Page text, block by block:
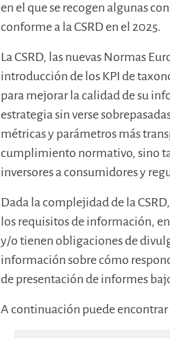
en el que se recogen algunas
conforme a la CSRD en el 2025.
La CSRD, las nuevas Normas
introducción de los KPI de
para mejorar la calidad de su
estrategia sin verse
métricas y parámetros más
cumplimiento normativo, sino
inversores a consumidores y
Dada la complejidad de la
los requisitos de información,
y/o tienen obligaciones de
información sobre cómo
de presentación de informes
A continuación puede